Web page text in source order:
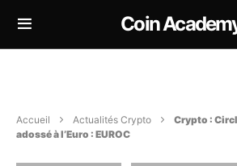
Coin
Accueil Actualités Crypto
Crypto :
adossé à l’Euro : EUROC